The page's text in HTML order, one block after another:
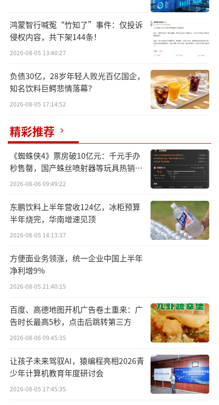
谈到具身智能，就绕不开宇树科技，在某
种程度上，宇树科技已经成为了具身智能的行
的C轮融资，此轮融资后宇树科技的估值也来到
了120亿元。有消息称，此轮融资或将是其上市
前的最后一轮融资，接下来宇树科技将谋求科
创板上市。
除了在春晚上获得巨大关注这一因素，盈
利也是宇树科技估值在行业内位居前列的原因
之一，创始人王兴兴此前曾透露，宇树科技自2
020年以来每年都保持盈利状态。在商业化路径
上，宇树科技并不执着于某一特定客群，而是
以客户为导向。“我们一直非常关注商业化，
鸿蒙智行喊冤“竹知了”事件：仅投诉
侵权内容，共下架144条！
2026-08-05 13:40:27
负债30亿，28岁年轻人败光百亿国企，
知名饮料巨鳄悲情落幕？
2026-08-05 17:14:52
精彩推荐
《蜘蛛侠4》票房破10亿元：千元手办
秒售罄，国产蛛丝喷射器等玩具热销海
外
2026-08-06 09:49:22
东鹏饮料上半年营收124亿，冰柜预算
半年烧完，华南增速见顶
2026-08-05 14:13:37
方便面业务领涨，统一企业中国上半年
净利增9%
2026-08-05 21:40:15
百度、高德地图开机广告卷土重来：广
告时长最高5秒，点击后跳转第三方
2026-08-06 09:45:35
让孩子未来驾驭AI，猿编程亮相2026青
少年计算机教育年度研讨会
2026-08-05 17:45:35